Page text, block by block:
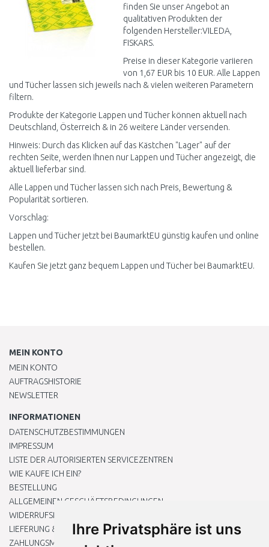
Ihre Privatsphäre ist uns
finden Sie unser Angebot an
qualitativen Produkten der
folgenden Hersteller:VILEDA,
FISKARS.
Preise in dieser Kategorie variieren
von 1,67 EUR bis 10 EUR. Alle Lappen
und Tücher lassen sich jeweils nach & vielen weiteren Parametern
filtern.
Produkte der Kategorie Lappen und Tücher können aktuell nach
Deutschland, Österreich & in 26 weitere Länder versenden.
Hinweis: Durch das Klicken auf das Kästchen "Lager" auf der
rechten Seite, werden Ihnen nur Lappen und Tücher angezeigt, die
aktuell lieferbar sind.
Alle Lappen und Tücher lassen sich nach Preis, Bewertung &
Popularität sortieren.
Vorschlag:
Lappen und Tücher jetzt bei BaumarktEU günstig kaufen und online
bestellen.
Kaufen Sie jetzt ganz bequem Lappen und Tücher bei BaumarktEU.
MEIN KONTO
MEIN KONTO
AUFTRAGSHISTORIE
NEWSLETTER
INFORMATIONEN
DATENSCHUTZBESTIMMUNGEN
IMPRESSUM
LISTE DER AUTORISIERTEN SERVICEZENTREN
WIE KAUFE ICH EIN?
BESTELLUNG
ALLGEMEINEN GESCHÄFTSBEDINGUNGEN
WIDERRUFSRECHT
LIEFERUNG & ZAHLUNG
ZAHLUNGSMETHODEN